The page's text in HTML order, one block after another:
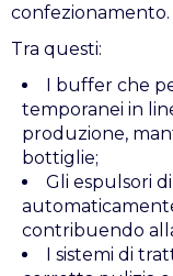
confezionamento.
Tra questi:
I buffer che
temporanei in
produzione,
bottiglie;
Gli espulsori
contribuendo
I sistemi di